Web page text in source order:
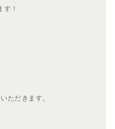
！
ただきます。